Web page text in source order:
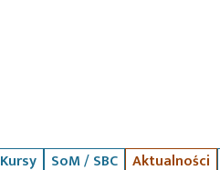
Kursy SoM / SBC Aktualności